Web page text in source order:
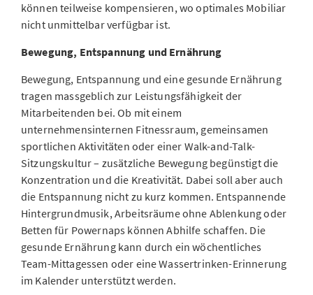
können teilweise kompensieren, wo optimales Mobiliar
nicht unmittelbar verfügbar ist.
Bewegung, Entspannung und Ernährung
Bewegung, Entspannung und eine gesunde Ernährung
tragen massgeblich zur Leistungsfähigkeit der
Mitarbeitenden bei. Ob mit einem
unternehmensinternen Fitnessraum, gemeinsamen
sportlichen Aktivitäten oder einer Walk-and-Talk-
Sitzungskultur – zusätzliche Bewegung begünstigt die
Konzentration und die Kreativität. Dabei soll aber auch
die Entspannung nicht zu kurz kommen. Entspannende
Hintergrundmusik, Arbeitsräume ohne Ablenkung oder
Betten für Powernaps können Abhilfe schaffen. Die
gesunde Ernährung kann durch ein wöchentliches
Team-Mittagessen oder eine Wassertrinken-Erinnerung
im Kalender unterstützt werden.